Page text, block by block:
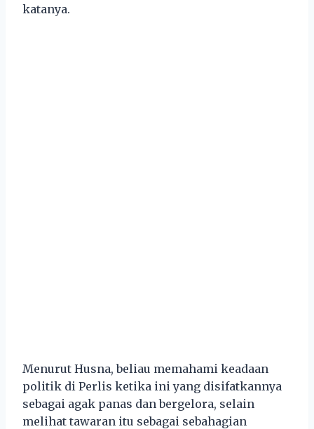
katanya.
Menurut Husna, beliau memahami keadaan
politik di Perlis ketika ini yang disifatkannya
sebagai agak panas dan bergelora, selain
melihat tawaran itu sebagai sebahagian